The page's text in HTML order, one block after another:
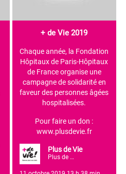
+ de Vie 2019
Chaque année, la Fondation
Hôpitaux de Paris-Hôpitaux
de France organise une
campagne de solidarité en
faveur des personnes âgées
hospitalisées.
Pour faire un don :
www.plusdevie.fr
Plus de Vie
Plus de Vie